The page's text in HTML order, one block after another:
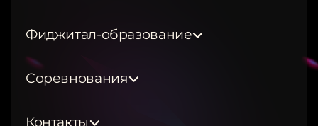
Фиджитал-образование
Соревнования
Контакты